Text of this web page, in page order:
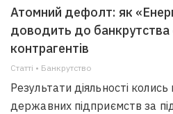
Атомний дефолт: як
доводить до банкрутства
контрагентів
Статті • Банкрутство
Результати діяльності
державних підприємств за